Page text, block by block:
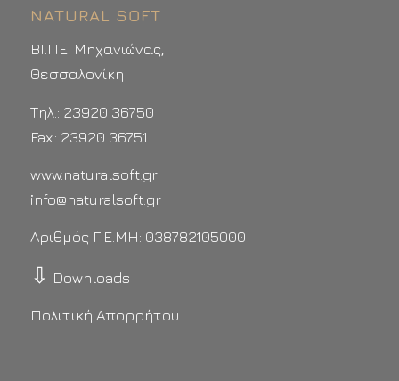
NATURAL SOFT
ΒΙ.ΠΕ. Μηχανιώνας,
Θεσσαλονίκη
Τηλ.: 23920 36750
Fax.: 23920 36751
www.naturalsoft.gr
info@naturalsoft.gr
Αριθμός Γ.Ε.ΜΗ: 038782105000
⇩ Downloads
Πολιτική Απορρήτου